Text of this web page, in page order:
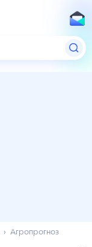
Агропрогноз